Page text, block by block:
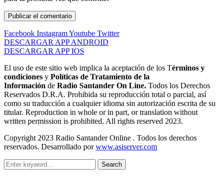
Facebook InstagramYoutube Twitter
DESCARGAR APP ANDROID
DESCARGAR APP IOS
El uso de este sitio web implica la aceptación de los Términos y
condiciones y Políticas de Tratamiento de la
Información de Radio Santander On Line. Todos los Derechos
Reservados D.R.A. Prohibida su reproducción total o parcial, así
como su traducción a cualquier idioma sin autorización escrita de su
titular. Reproduction in whole or in part, or translation without
written permission is prohibited. All rights reserved 2023.
Copyright 2023 Radio Santander Online . Todos los derechos
reservados. Desarrollado porwww.asiserver.com
Search